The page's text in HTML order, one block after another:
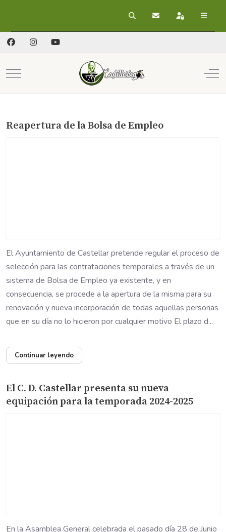
BuscarSuscribirse a las
Registrarse
Mobile Menu Toggle
Reapertura de la Bolsa de Empleo
El Ayuntamiento de Castellar pretende regular el proceso de
selección para las contrataciones temporales a través de un
sistema de Bolsa de Empleo ya existente, y en
consecuencia, se procede a la apertura de la misma para su
renovación y nueva incorporación de todas aquellas personas
que en su día no lo hicieron por cualquier motivo El plazo d...
Continuar leyendo
El C. D. Castellar presenta su nueva
equipación para la temporada 2024-2025
En la Asamblea General celebrada el pasado día 28 de Junio